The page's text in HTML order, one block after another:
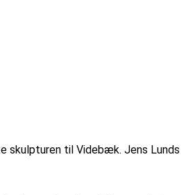
skulpturen til Videbæk. Jens Lunds